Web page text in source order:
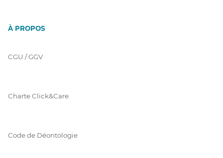
À PROPOS
CGU / GGV
Charte Click&Care
Code de Déontologie